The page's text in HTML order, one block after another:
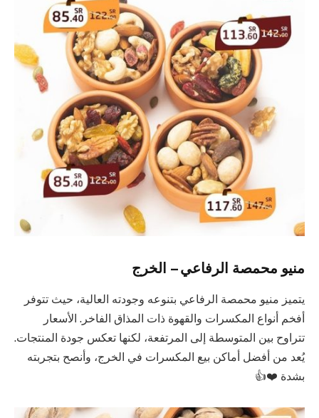
منيو محمصة الرفاعي – الخرج
يتميز منيو محمصة الرفاعي بتنوعه وجودته العالية، حيث تتوفر
أفخم أنواع المكسرات والقهوة ذات المذاق الفاخر. الأسعار
تتراوح بين المتوسطة إلى المرتفعة، لكنها تعكس جودة المنتجات.
يُعد من أفضل أماكن بيع المكسرات في الخرج، وأنصح بتجربته
بشدة ❤️👍